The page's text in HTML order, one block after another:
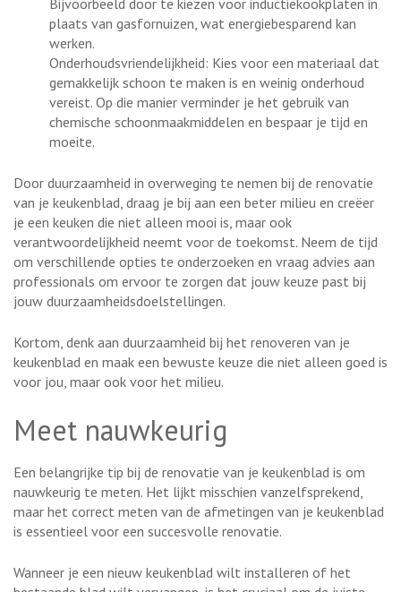
plaats van gasfornuizen, wat energiebesparend kan
werken.
Onderhoudsvriendelijkheid: Kies voor een materiaal dat
gemakkelijk schoon te maken is en weinig onderhoud
vereist. Op die manier verminder je het gebruik van
chemische schoonmaakmiddelen en bespaar je tijd en
moeite.
Door duurzaamheid in overweging te nemen bij de renovatie
van je keukenblad, draag je bij aan een beter milieu en creëer
je een keuken die niet alleen mooi is, maar ook
verantwoordelijkheid neemt voor de toekomst. Neem de tijd
om verschillende opties te onderzoeken en vraag advies aan
professionals om ervoor te zorgen dat jouw keuze past bij
jouw duurzaamheidsdoelstellingen.
Kortom, denk aan duurzaamheid bij het renoveren van je
keukenblad en maak een bewuste keuze die niet alleen goed is
voor jou, maar ook voor het milieu.
Meet nauwkeurig
Een belangrijke tip bij de renovatie van je keukenblad is om
nauwkeurig te meten. Het lijkt misschien vanzelfsprekend,
maar het correct meten van de afmetingen van je keukenblad
is essentieel voor een succesvolle renovatie.
Wanneer je een nieuw keukenblad wilt installeren of het